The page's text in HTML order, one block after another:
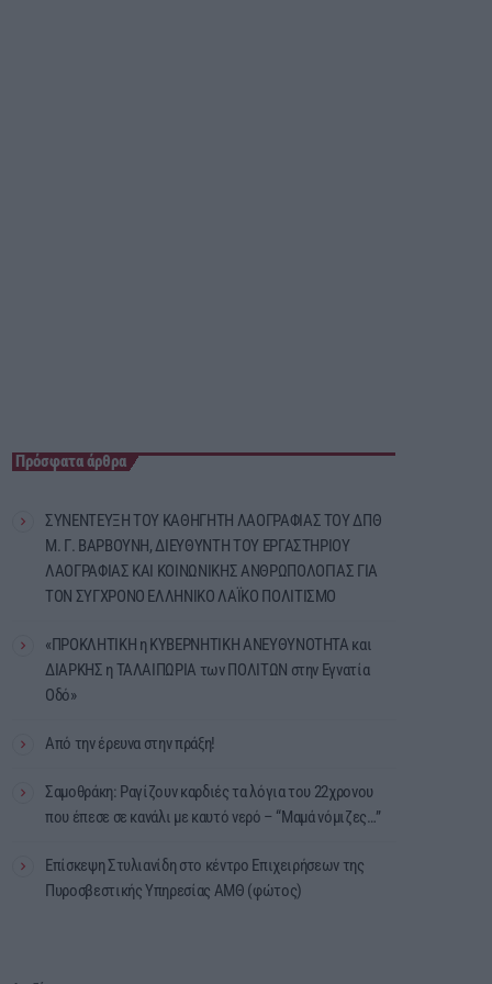
Πρόσφατα άρθρα
ΣΥΝΕΝΤΕΥΞΗ ΤΟΥ ΚΑΘΗΓΗΤΗ ΛΑΟΓΡΑΦΙΑΣ ΤΟΥ ΔΠΘ
Μ. Γ. ΒΑΡΒΟΥΝΗ, ΔΙΕΥΘΥΝΤΗ ΤΟΥ ΕΡΓΑΣΤΗΡΙΟΥ
ΛΑΟΓΡΑΦΙΑΣ ΚΑΙ ΚΟΙΝΩΝΙΚΗΣ ΑΝΘΡΩΠΟΛΟΓΙΑΣ ΓΙΑ
ΤΟΝ ΣΥΓΧΡΟΝΟ ΕΛΛΗΝΙΚΟ ΛΑΪΚΟ ΠΟΛΙΤΙΣΜΟ
«ΠΡΟΚΛΗΤΙΚΗ η ΚΥΒΕΡΝΗΤΙΚΗ ΑΝΕΥΘΥΝΟΤΗΤΑ και
ΔΙΑΡΚΗΣ η ΤΑΛΑΙΠΩΡΙΑ των ΠΟΛΙΤΩΝ στην Εγνατία
Οδό»
Από την έρευνα στην πράξη!
Σαμοθράκη: Ραγίζουν καρδιές τα λόγια του 22χρονου
που έπεσε σε κανάλι με καυτό νερό – “Μαμά νόμιζες…”
Επίσκεψη Στυλιανίδη στο κέντρο Επιχειρήσεων της
Πυροσβεστικής Υπηρεσίας ΑΜΘ (φώτος)